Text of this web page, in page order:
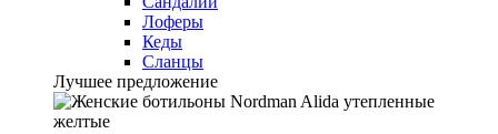
Лоферы
Кеды
Сланцы
Лучшее предложение